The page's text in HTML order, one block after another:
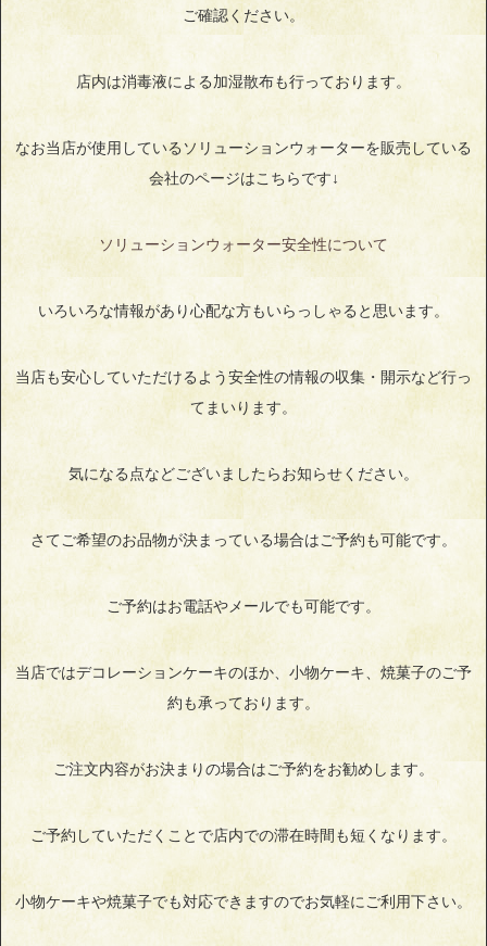
ご確認ください。
店内は消毒液による加湿散布も行っております。
なお当店が使用しているソリューションウォーターを販売している
会社のページはこちらです↓
ソリューションウォーター安全性について
いろいろな情報があり心配な方もいらっしゃると思います。
当店も安心していただけるよう安全性の情報の収集・開示など行っ
てまいります。
気になる点などございましたらお知らせください。
さてご希望のお品物が決まっている場合はご予約も可能です。
ご予約はお電話やメールでも可能です。
当店ではデコレーションケーキのほか、小物ケーキ、焼菓子のご予
約も承っております。
ご注文内容がお決まりの場合はご予約をお勧めします。
ご予約していただくことで店内での滞在時間も短くなります。
小物ケーキや焼菓子でも対応できますのでお気軽にご利用下さい。